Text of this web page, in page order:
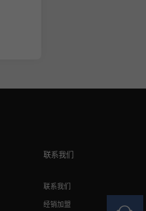
联系我们
联系我们
经销加盟